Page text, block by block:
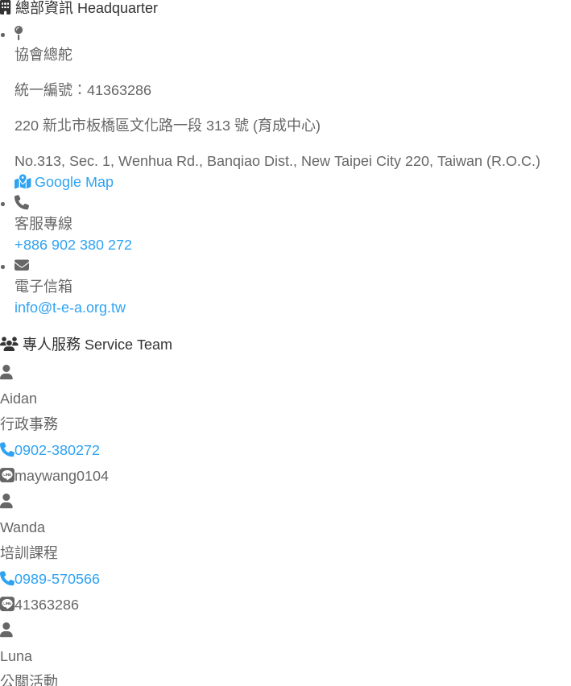
總部資訊 Headquarter
協會總舵
統一編號： 41363286
220 新北市板橋區文化路一段 313 號 (育成中心)
No.313, Sec. 1, Wenhua Rd., Banqiao Dist., New Taipei City 220, Taiwan (R.O.C.)
Google Map
客服專線
+886 902 380 272
電子信箱
info@t-e-a.org.tw
專人服務 Service Team
Aidan
行政事務
0902-380272
maywang0104
Wanda
培訓課程
0989-570566
41363286
Luna
公關活動